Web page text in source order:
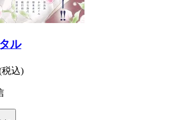
ル
税込)